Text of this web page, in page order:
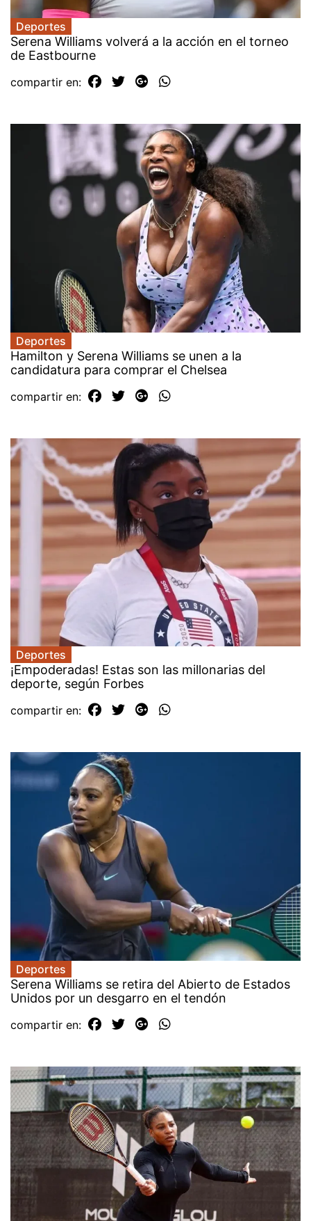
Deportes
Serena Williams volverá a la acción en el torneo
de Eastbourne
compartir en:
Deportes
Hamilton y Serena Williams se unen a la
candidatura para comprar el Chelsea
compartir en:
Deportes
¡Empoderadas! Estas son las millonarias del
deporte, según Forbes
compartir en:
Deportes
Serena Williams se retira del Abierto de Estados
Unidos por un desgarro en el tendón
compartir en: